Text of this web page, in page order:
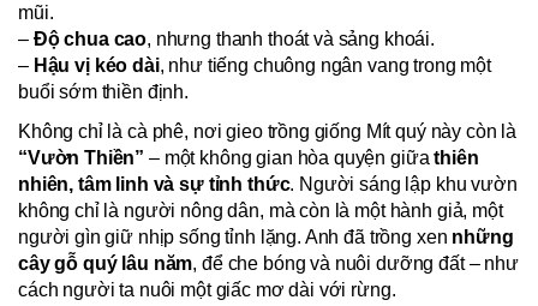
mũi.
– Độ chua cao, nhưng thanh thoát và sảng khoái.
– Hậu vị kéo dài, như tiếng chuông ngân vang trong một
buổi sớm thiền định.
Không chỉ là cà phê, nơi gieo trồng giống Mít quý này còn là
“Vườn Thiền” – một không gian hòa quyện giữathiên
nhiên, tâm linh và sự tỉnh thức. Người sáng lập khu vườn
không chỉ là người nông dân, mà còn là một hành giả, một
người gìn giữ nhịp sống tỉnh lặng. Anh đã trồng xen những
cây gỗ quý lâu năm, để che bóng và nuôi dưỡng đất – như
cách người ta nuôi một giấc mơ dài với rừng.